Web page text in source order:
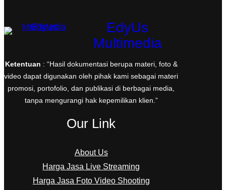
EdyUs
Multimedia
Ketentuan : “Hasil dokumentasi berupa materi, foto &
video dapat digunakan oleh pihak kami sebagai materi
promosi, portofolio, dan publikasi di berbagai media,
tanpa mengurangi hak kepemilikan klien.”
Our Link
About Us
Harga Jasa Live Streaming
Harga Jasa Foto Video Shooting